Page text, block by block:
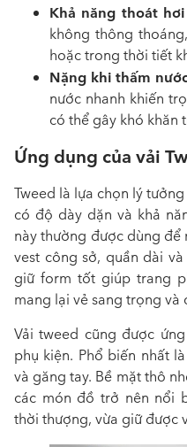
Khả năng thoát
không thông
hoặc trong thời tiết
Nặng khi thấm
nước nhanh khiến
có thể gây khó khăn
Ứng dụng của vải
Tweed là lựa chọn lý
có độ dày dặn và khả
này thường được dùng
vest công sở, quần dài
giữ form tốt giúp trang
mang lại vẻ sang trọng và
Vải tweed cũng được
phụ kiện. Phổ biến nhất
và găng tay. Bề mặt thô
các món đồ trở nên nổi
thời thượng, vừa giữ được